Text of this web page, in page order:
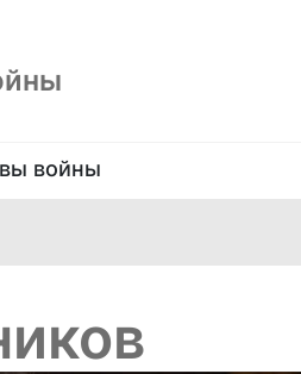
войны